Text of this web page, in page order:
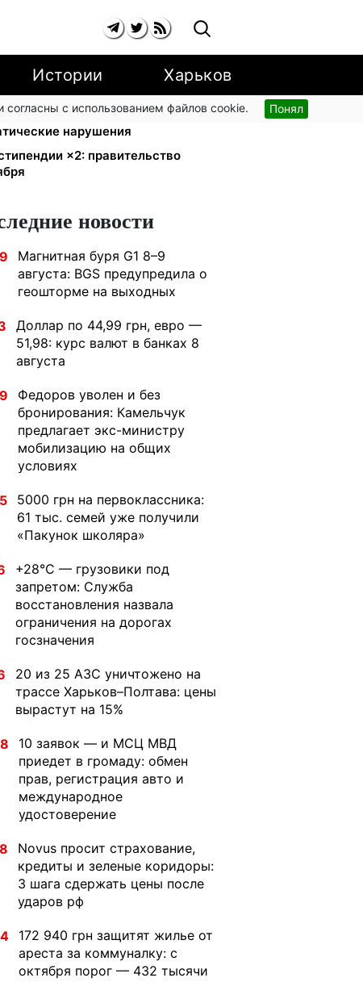
Истории Харьков
согласны с использованием файлов cookie. Понял
поручил СНБО лишать
нарушения
×2: правительство
новости
Магнитная буря G1 8–9
августа: BGS предупредила о
геошторме на выходных
Доллар по 44,99 грн, евро —
51,98: курс валют в банках 8
августа
Федоров уволен и без
бронирования: Камельчук
предлагает экс-министру
мобилизацию на общих
условиях
5000 грн на первоклассника:
61 тыс. семей уже получили
«Пакунок школяра»
+28°C — грузовики под
запретом: Служба
восстановления назвала
ограничения на дорогах
госзначения
20 из 25 АЗС уничтожено на
трассе Харьков–Полтава: цены
вырастут на 15%
10 заявок — и МСЦ МВД
приедет в громаду: обмен
прав, регистрация авто и
международное
удостоверение
Novus просит страхование,
кредиты и зеленые коридоры:
3 шага сдержать цены после
ударов рф
172 940 грн защитят жилье от
ареста за коммуналку: с
октября порог — 432 тысячи